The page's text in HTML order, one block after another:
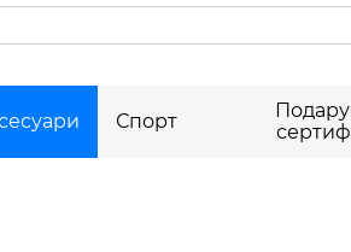
Спорт